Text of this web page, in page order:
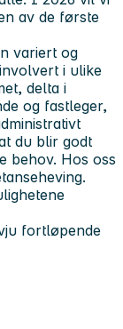
av de første
variert og
i ulike
delta i
og fastleger,
du blir godt
behov. Hos oss
fortløpende